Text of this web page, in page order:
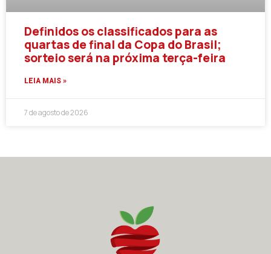
Definidos os classificados para as
quartas de final da Copa do Brasil;
sorteio será na próxima terça-feira
LEIA MAIS »
7 de agosto de 2026